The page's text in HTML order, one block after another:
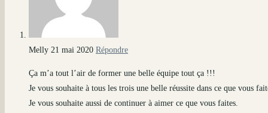
Melly 21 mai 2020 Répondre
Ça m’a tout l’air de former une belle équipe tout ça !!!
Je vous souhaite à tous les trois une belle réussite dans ce que vous
Je vous souhaite aussi de continuer à aimer ce que vous faites.